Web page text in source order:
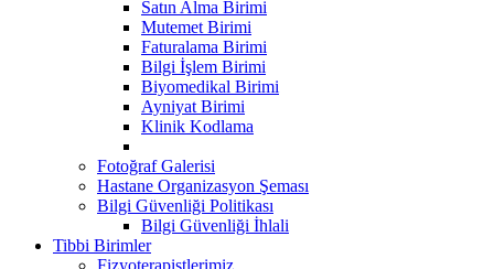
Satın Alma Birimi
Mutemet Birimi
Faturalama Birimi
Bilgi İşlem Birimi
Biyomedikal Birimi
Ayniyat Birimi
Klinik Kodlama
Fotoğraf Galerisi
Hastane Organizasyon Şeması
Bilgi Güvenliği Politikası
Bilgi Güvenliği İhlali
Tibbi Birimler
Fizyoterapistlerimiz